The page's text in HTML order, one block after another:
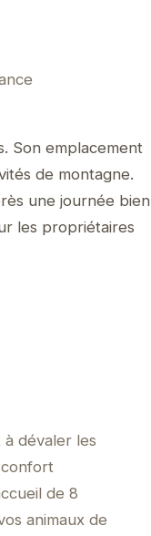
Son emplacement
de montagne.
une journée bien
les propriétaires
dévaler les
de 8
animaux de